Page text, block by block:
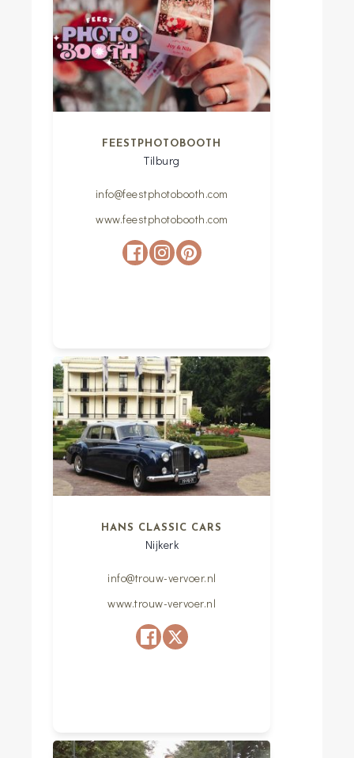
FEESTPHOTOBOOTH
Tilburg
info@feestphotobooth.com
www.feestphotobooth.com
HANS CLASSIC CARS
Nijkerk
info@trouw-vervoer.nl
www.trouw-vervoer.nl